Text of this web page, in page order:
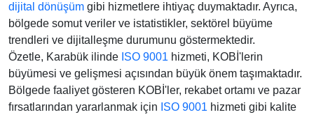
dijital dönüşüm gibi hizmetlere ihtiyaç duymaktadır. Ayrıca,
bölgede somut veriler ve istatistikler, sektörel büyüme
trendleri ve dijitalleşme durumunu göstermektedir.
Özetle, Karabük ilinde ISO 9001 hizmeti, KOBİ'lerin
büyümesi ve gelişmesi açısından büyük önem taşımaktadır.
Bölgede faaliyet gösteren KOBİ'ler, rekabet ortamı ve pazar
fırsatlarından yararlanmak için ISO 9001 hizmeti gibi kalite